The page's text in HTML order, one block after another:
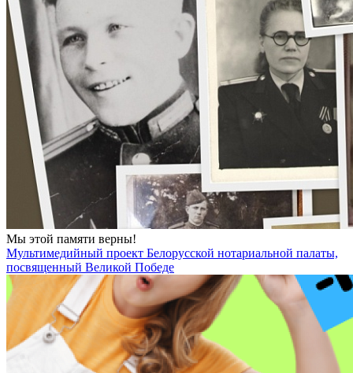
Мы этой памяти верны!
Мультимедийный проект Белорусской нотариальной палаты,
посвященный Великой Победе